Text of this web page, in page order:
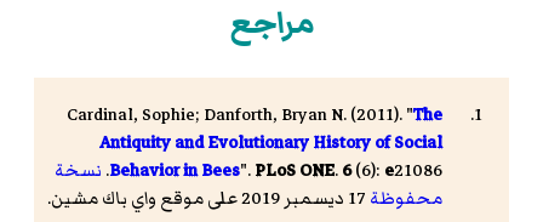
مراجع
Cardinal, Sophie; Danforth, Bryan N. (2011). "The
Antiquity and Evolutionary History of Social
Behavior in Bees".PLoS ONE.6(6): e21086.
نسخة
محفوظة